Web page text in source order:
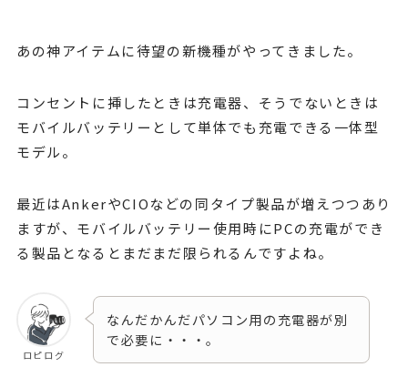
あの神アイテムに待望の新機種がやってきました。
コンセントに挿したときは充電器、そうでないときは
モバイルバッテリーとして単体でも充電できる一体型
モデル。
最近はAnkerやCIOなどの同タイプ製品が増えつつあり
ますが、モバイルバッテリー使用時にPCの充電ができ
る製品となるとまだまだ限られるんですよね。
ロピログ
なんだかんだパソコン用の充電器が別
で必要に・・・。